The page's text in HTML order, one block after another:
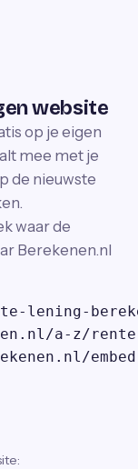
website
op je eigen
mee met je
de nieuwste
waar de
Berekenen.nl
lening-
a-z/